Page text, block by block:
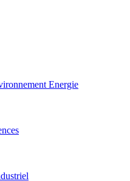
Energie